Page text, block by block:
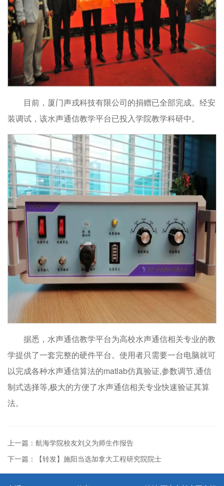
目前，厦门声戎科技有限公司的捐赠已全部完成。经安
装调试，该水声通信教学平台已投入学院教学科研中。
据悉，水声通信教学平台为高校水声通信相关专业的教
学提供了一套完整的硬件平台。使用者只需要一台电脑就可
以完成各种水声通信算法的matlab仿真验证,参数调节,通信
制式选择等,极大的方便了水声通信相关专业快速验证其算
法。
上一篇：航海学院校友刘义为师生作报告
下一篇：【转发】施阳当选加拿大工程研究院院士